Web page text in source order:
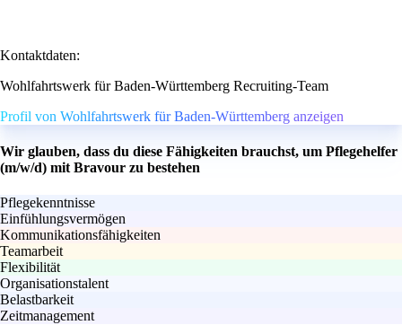
Kontaktdaten:
Wohlfahrtswerk für Baden-Württemberg Recruiting-Team
Profil von Wohlfahrtswerk für Baden-Württemberg anzeigen
Wir glauben, dass du diese Fähigkeiten brauchst, um Pflegehelfer
(m/w/d) mit Bravour zu bestehen
Pflegekenntnisse
Einfühlungsvermögen
Kommunikationsfähigkeiten
Teamarbeit
Flexibilität
Organisationstalent
Belastbarkeit
Zeitmanagement